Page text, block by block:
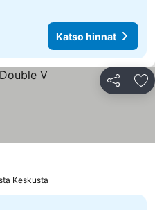
Katso hinnat
Jaa
Keskusta